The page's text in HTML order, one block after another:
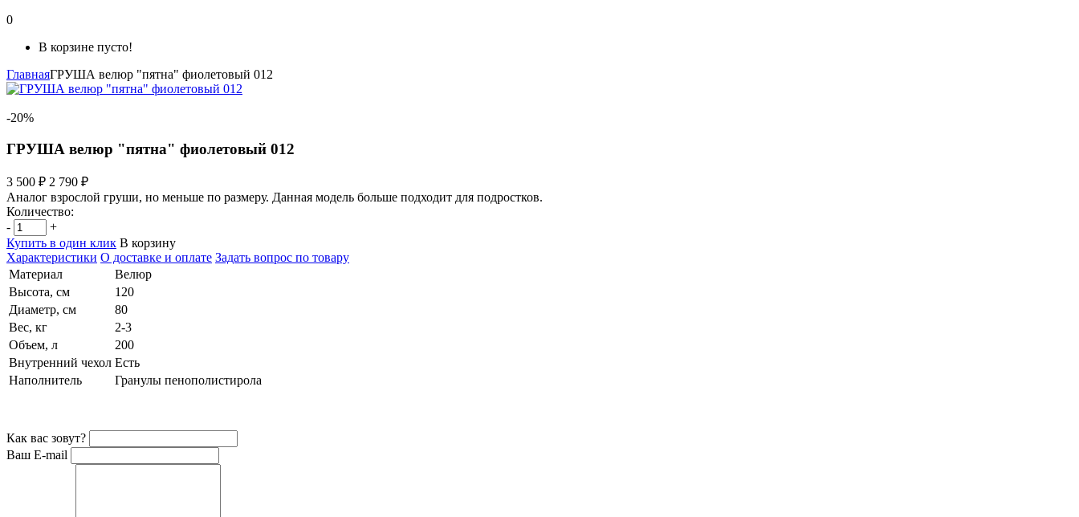
0
В корзине пусто!
ГлавнаяГРУША велюр "пятна" фиолетовый 012
-20%
ГРУША велюр "пятна" фиолетовый 012
3 500 ₽ 2 790 ₽
Аналог взрослой груши, но меньше по размеру. Данная модель больше подходит для подростков.
Количество:
-
+
Купить в один клик В корзину
Характеристики О доставке и оплате Задать вопрос по товару
Материал
Велюр
Высота, см
120
Диаметр, см
80
Вес, кг
2-3
Объем, л
200
Внутренний чехол Есть
Наполнитель
Гранулы пенополистирола
Как вас зовут?
Ваш E-mail